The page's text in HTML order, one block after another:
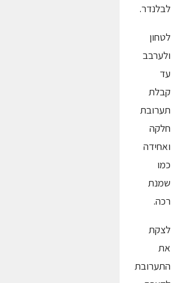
לבלנדר.
לטחון
ולערבב
עד
קבלת
תערובת
חלקה
ואחידה
כמו
שמנת
רכה.
לצקת
את
התערובת